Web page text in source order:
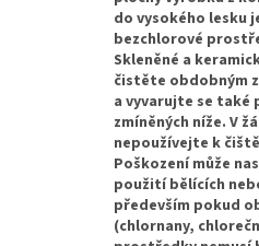
do vysokého lesku
bezchlorové
Skleněné a
čistěte obdobným
a vyvarujte se
zmíněných níže. V
nepoužívejte k
Poškození může
použití bělících
především pokud
(chlornany,